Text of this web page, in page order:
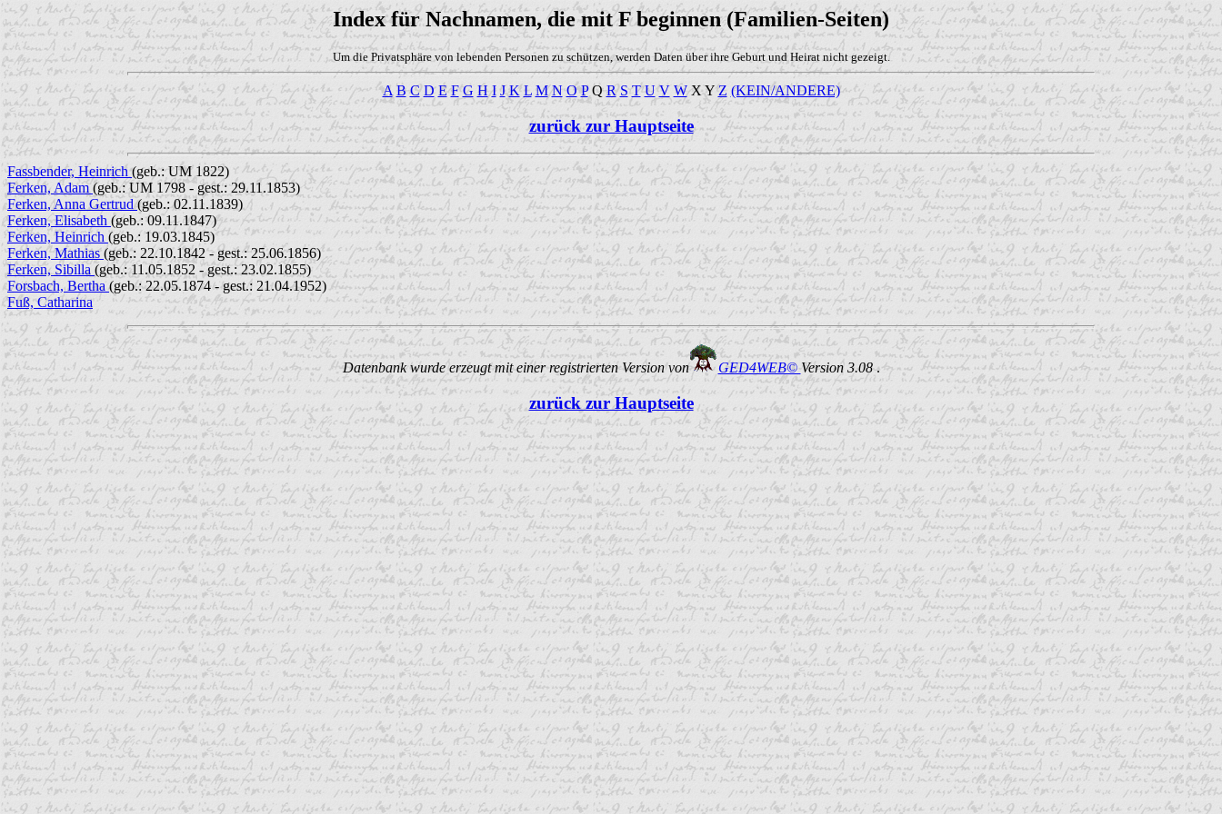
Index für Nachnamen, die mit F beginnen (Familien-Seiten)
Um die Privatsphäre von lebenden Personen zu schützen, werden Daten über ihre Geburt und Heirat nicht gezeigt.
A B C D E F G H I J K L M N O PQR S T U V WX YZ (KEIN/ANDERE)
zurück zur Hauptseite
Fassbender, Heinrich(geb.: UM 1822)
Ferken, Adam(geb.: UM 1798 - gest.: 29.11.1853)
Ferken, Anna Gertrud(geb.: 02.11.1839)
Ferken, Elisabeth (geb.: 09.11.1847)
Ferken, Heinrich (geb.: 19.03.1845)
Ferken, Mathias(geb.: 22.10.1842 - gest.: 25.06.1856)
Ferken, Sibilla (geb.: 11.05.1852 - gest.: 23.02.1855)
Forsbach, Bertha(geb.: 22.05.1874 - gest.: 21.04.1952)
Fuß, Catharina
Datenbank wurde erzeugt mit einer registrierten Version von GED4WEB©Version 3.08.
zurück zur Hauptseite